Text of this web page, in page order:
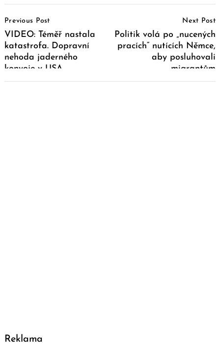
Navigation
Previous Post
VIDEO: Téměř nastala
katastrofa. Dopravní
nehoda jaderného
konvoje v USA
Next Post
Politik volá po „nucených
pracích“ nutících Němce,
aby posluhovali
migrantům
Reklama